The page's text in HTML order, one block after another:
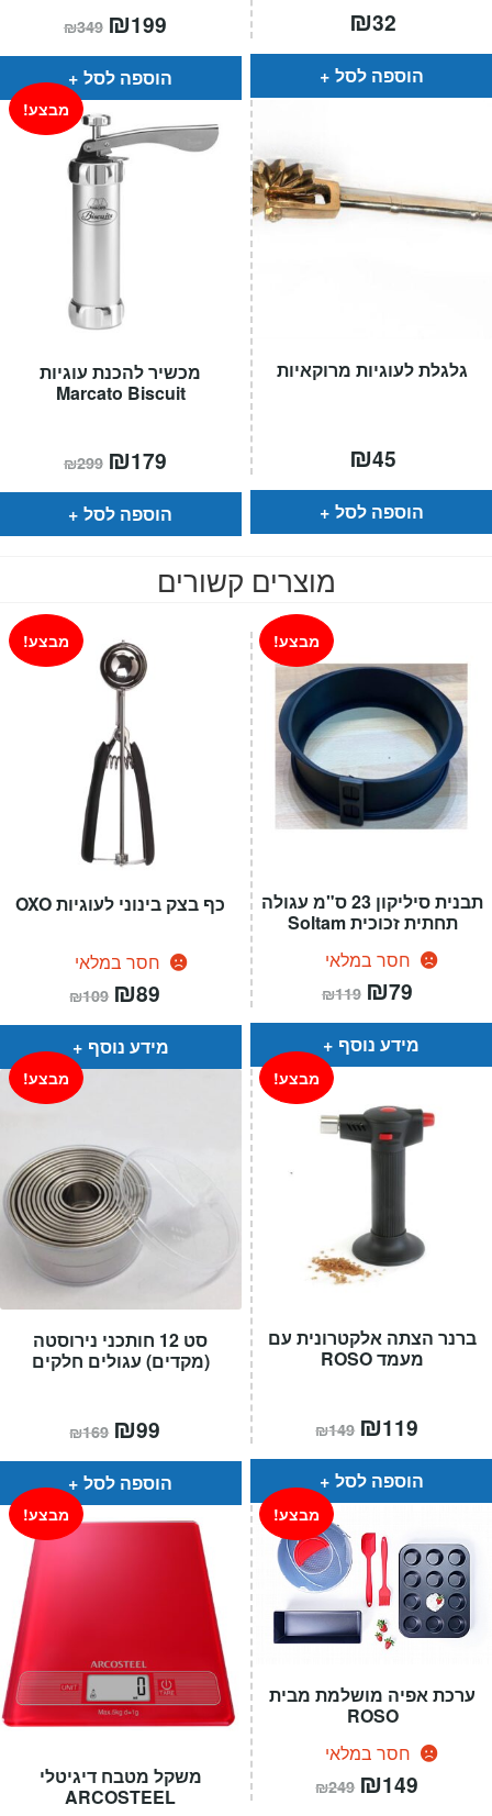
₪349 המחיר
המקורי
היה:
₪349.
₪199
הוא:
הוספה לסל
₪32
הוספה לסל
מכשיר להכנת עוגיות
Marcato Biscuit
מבצע!
₪299 המחיר
המקורי
היה:
₪299.
₪179
הוא:
הוספה לסל
גלגלת לעוגיות מרוקאיות
₪45
הוספה לסל
מוצרים קשורים
כף בצק בינוני לעוגיות OXO
חסר במלאי
מבצע!
₪109 המחיר
המקורי
היה:
₪109.
₪89
הוא:
מידע נוסף
תבנית סיליקון 23 ס"מ עגולה
תחתית זכוכית Soltam
חסר במלאי
מבצע!
₪119 המחיר
המקורי
היה:
₪119.
₪79
הוא:
מידע נוסף
סט 12 חותכני נירוסטה
(מקדים) עגולים חלקים
מבצע!
₪169 המחיר
המקורי
היה:
₪169.
₪99
הוא:
הוספה לסל
ברנר הצתה אלקטרונית עם
מעמד ROSO
מבצע!
₪149 המחיר
המקורי
היה:
₪149.
₪119
הוא:
הוספה לסל
משקל מטבח דיגיטלי
ARCOSTEEL
מבצע!
ערכת אפיה מושלמת מבית
ROSO
חסר במלאי
מבצע!
₪249 המחיר
המקורי
₪149